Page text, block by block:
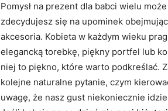
Pomysł na prezent dla babci wielu
zdecydujesz się na upominek
akcesoria. Kobieta w każdym wieku
elegancką torebkę, piękny portfel lub
niej to piękno, które warto podkreślać.
kolejne naturalne pytanie, czym
uwagę, że nasz gust niekoniecznie